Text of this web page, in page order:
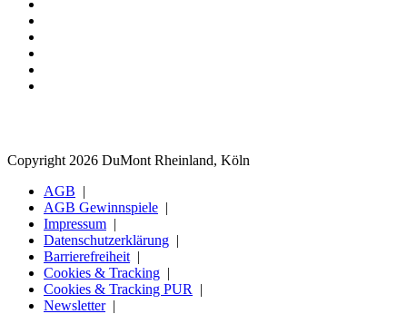
Copyright 2026 DuMont Rheinland, Köln
AGB
AGB Gewinnspiele
Impressum
Datenschutzerklärung
Barrierefreiheit
Cookies & Tracking
Cookies & Tracking PUR
Newsletter